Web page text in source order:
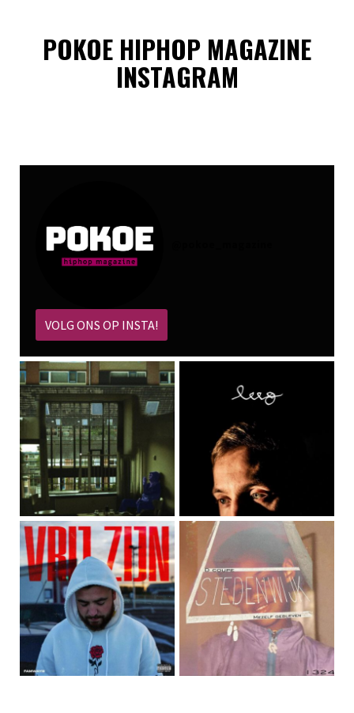
POKOE HIPHOP MAGAZINE
INSTAGRAM
VOLG ONS OP INSTA!